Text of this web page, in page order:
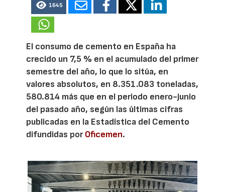
1645
El consumo de cemento en España ha
crecido un 7,5 % en el acumulado del primer
semestre del año, lo que lo sitúa, en
valores absolutos, en 8.351.083 toneladas,
580.814 más que en el periodo enero-junio
del pasado año, según las últimas cifras
publicadas en la Estadística del Cemento
difundidas porOficemen.